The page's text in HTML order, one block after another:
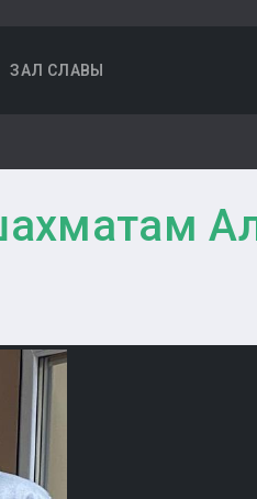
ЗАЛ СЛАВЫ